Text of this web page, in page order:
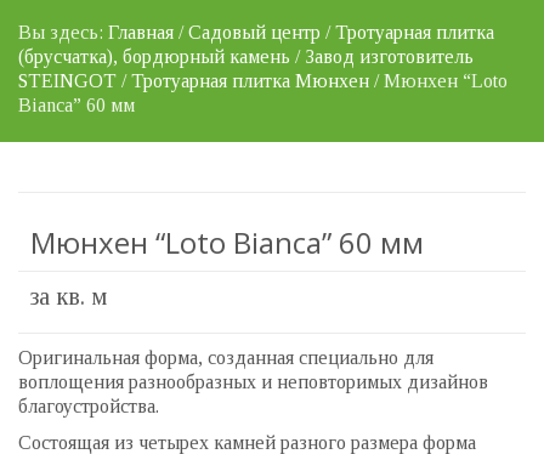
Вы здесь: Главная /Садовый центр /Тротуарная плитка
(брусчатка), бордюрный камень / Завод изготовитель
STEINGOT /Тротуарная плитка Мюнхен / Мюнхен “Loto
Bianca” 60 мм
Мюнхен “Loto Bianca” 60 мм
за кв. м
Оригинальная форма, созданная специально для
воплощения разнообразных и неповторимых дизайнов
благоустройства.
Состоящая из четырех камней разного размера форма